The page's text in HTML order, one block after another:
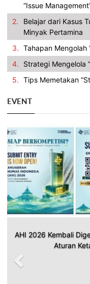
“Issue
2.
Belajar dari Kasus
Minyak Pertamina
3. Tahapan Mengolah
4.
Strategi Mengelola
5. Tips Memetakan
EVENT
AHI 2026 Kembali
Aturan
Previous